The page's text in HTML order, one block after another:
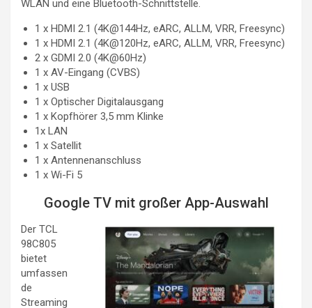
WLAN und eine Bluetooth-Schnittstelle.
1 x HDMI 2.1 (4K@144Hz, eARC, ALLM, VRR, Freesync)
1 x HDMI 2.1 (4K@120Hz, eARC, ALLM, VRR, Freesync)
2 x GDMI 2.0 (4K@60Hz)
1 x AV-Eingang (CVBS)
1 x USB
1 x Optischer Digitalausgang
1 x Kopfhörer 3,5 mm Klinke
1x LAN
1 x Satellit
1 x Antennenanschluss
1 x Wi-Fi 5
Google TV mit großer App-Auswahl
Der TCL
98C805
bietet
umfassen
de
Streaming